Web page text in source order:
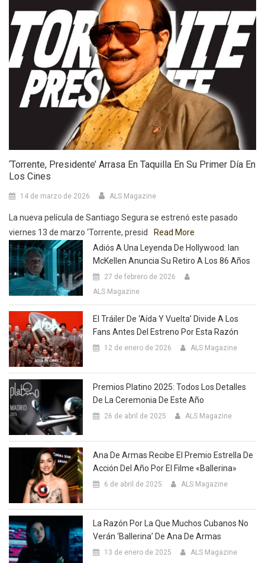
‘Torrente, Presidente’ Arrasa En Taquilla En Su Primer Día En
Los Cines
14 de marzo de 2026 ALS Magazine
La nueva película de Santiago Segura se estrenó este pasado
viernes 13 de marzo ‘Torrente, presid
Read More
Adiós A Una Leyenda De Hollywood: Ian
McKellen Anuncia Su Retiro A Los 86 Años
27 de febrero de 2026
ALS Magazine
El Tráiler De ‘Aída Y Vuelta’ Divide A Los
Fans Antes Del Estreno Por Esta Razón
12 de enero de 2026 ALS Magazine
Premios Platino 2025: Todos Los Detalles
De La Ceremonia De Este Año
26 de abril de 2025 ALS Magazine
Ana De Armas Recibe El Premio Estrella De
Acción Del Año Por El Filme «Ballerina»
6 de abril de 2025 ALS Magazine
La Razón Por La Que Muchos Cubanos No
Verán ‘Ballerina’ De Ana De Armas
13 de enero de 2025 ALS Magazine